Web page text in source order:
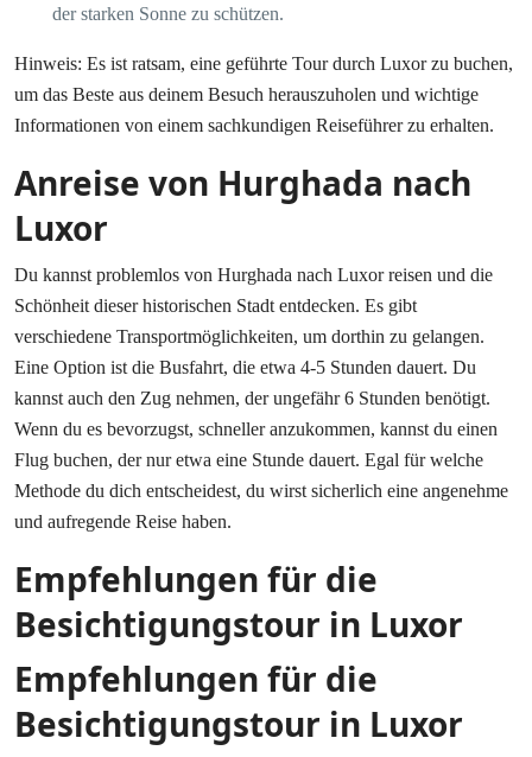
der starken Sonne zu schützen.
Hinweis: Es ist ratsam, eine geführte Tour durch Luxor zu buchen,
um das Beste aus deinem Besuch herauszuholen und wichtige
Informationen von einem sachkundigen Reiseführer zu erhalten.
Anreise von Hurghada nach
Luxor
Du kannst problemlos von Hurghada nach Luxor reisen und die
Schönheit dieser historischen Stadt entdecken. Es gibt
verschiedene Transportmöglichkeiten, um dorthin zu gelangen.
Eine Option ist die Busfahrt, die etwa 4-5 Stunden dauert. Du
kannst auch den Zug nehmen, der ungefähr 6 Stunden benötigt.
Wenn du es bevorzugst, schneller anzukommen, kannst du einen
Flug buchen, der nur etwa eine Stunde dauert. Egal für welche
Methode du dich entscheidest, du wirst sicherlich eine angenehme
und aufregende Reise haben.
Empfehlungen für die
Besichtigungstour in Luxor
Empfehlungen für die
Besichtigungstour in Luxor